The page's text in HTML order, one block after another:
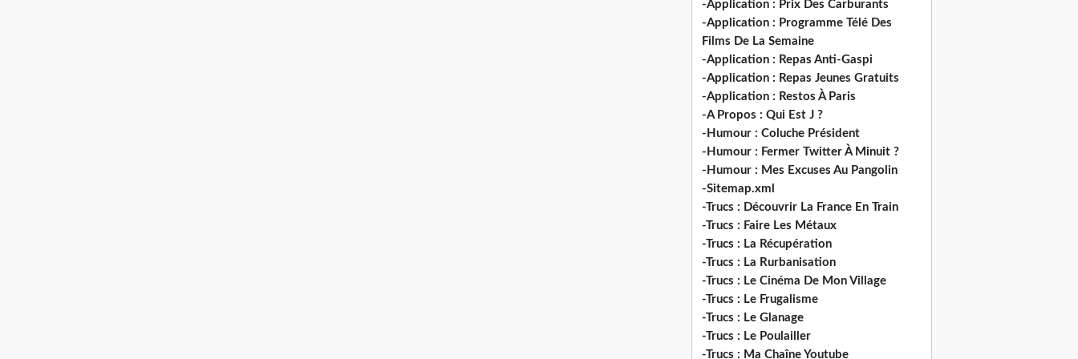
-Application : Prix Des Carburants
-Application : Programme Télé Des
Films De La Semaine
-Application : Repas Anti-Gaspi
-Application : Repas Jeunes Gratuits
-Application : Restos À Paris
-A Propos : Qui Est J ?
-Humour : Coluche Président
-Humour : Fermer Twitter À Minuit ?
-Humour : Mes Excuses Au Pangolin
-Sitemap.xml
-Trucs : Découvrir La France En Train
-Trucs : Faire Les Métaux
-Trucs : La Récupération
-Trucs : La Rurbanisation
-Trucs : Le Cinéma De Mon Village
-Trucs : Le Frugalisme
-Trucs : Le Glanage
-Trucs : Le Poulailler
-Trucs : Ma Chaîne Youtube